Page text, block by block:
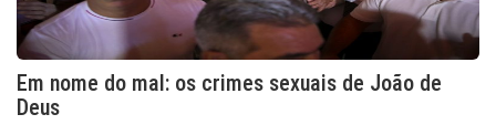
Em nome do mal: os crimes sexuais de João de
Deus